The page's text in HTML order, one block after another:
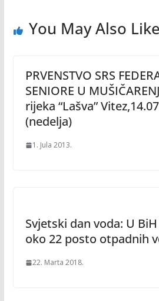
You May Also Like
PRVENSTVO SRS
SENIORE U
rijeka “Lašva”
(nedelja)
1. Jula 2013.
Svjetski dan voda: U
oko 22 posto otpadnih
22. Marta 2018.